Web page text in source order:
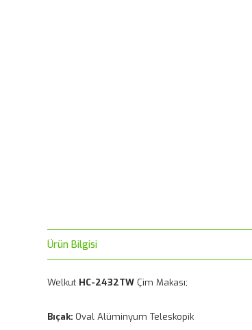
Ürün Bilgisi
Welkut HC-2432TW Çim Makası;
Bıçak: Oval Alüminyum Teleskopik